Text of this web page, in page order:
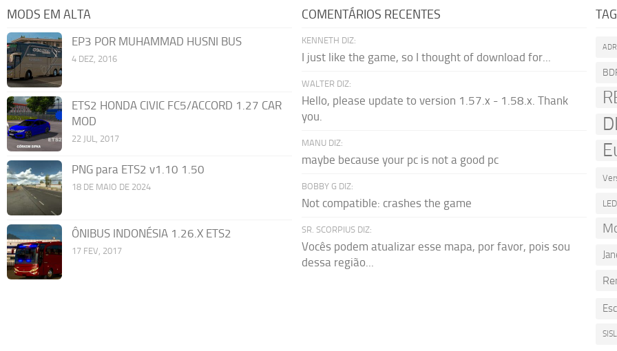
MODS EM ALTA
EP3 POR MUHAMMAD HUSNI BUS
4 DEZ, 2016
ETS2 HONDA CIVIC FC5/ACCORD 1.27 CAR
MOD
22 JUL, 2017
PNG para ETS2 v1.10 1.50
18 DE MAIO DE 2024
ÔNIBUS INDONÉSIA 1.26.X ETS2
17 FEV, 2017
COMENTÁRIOS RECENTES
KENNETH DIZ:
I just like the game, so I thought of download for...
WALTER DIZ:
Hello, please update to version 1.57.x - 1.58.x. Thank
you.
MANU DIZ:
maybe because your pc is not a good pc
BOBBY G DIZ:
Not compatible: crashes the game
SR. SCORPIUS DIZ:
Vocês podem atualizar esse mapa, por favor, pois sou
dessa região...
ADR
LED
SISL